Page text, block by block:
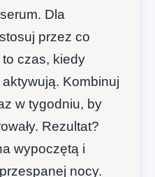
Dla
przez co
czas, kiedy
Kombinuj
w tygodniu, by
Rezultat?
wypoczętą i
nocy.